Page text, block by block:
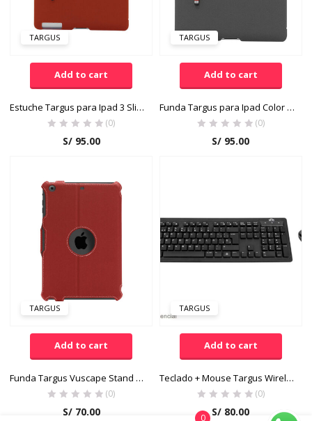
0
TARGUS
Add to cart
Estuche Targus para Ipad 3 Slim Case Color Rojo
(0)
S/95.00
TARGUS
Add to cart
Funda Targus para Ipad Color Gris Resistente al Agua
(0)
S/ 95.00
TARGUS
Add to cart
Funda Targus Vuscape Stand para Ipad Mini Color Rojo
(0)
S/70.00
TARGUS
Add to cart
Teclado + Mouse Targus Wireless MTG USB AKM615
(0)
S/ 80.00